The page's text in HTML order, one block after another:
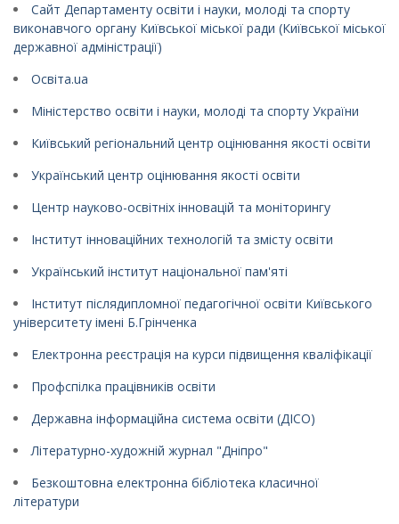
Сайт Департаменту освіти і науки, молоді та спорту
виконавчого органу Київської міської ради (Київської міської
державної адміністрації)
Освіта.ua
Міністерство освіти і науки, молоді та спорту України
Київський регіональний центр оцінювання якості освіти
Український центр оцінювання якості освіти
Центр науково-освітніх інновацій та моніторингу
Інститут інноваційних технологій та змісту освіти
Український інститут національної пам'яті
Інститут післядипломної педагогічної освіти Київського
університету імені Б.Грінченка
Електронна реєстрація на курси підвищення кваліфікації
Профспілка працівників освіти
Державна інформаційна система освіти (ДІСО)
Літературно-художній журнал "Дніпро"
Безкоштовна електронна бібліотека класичної
літератури